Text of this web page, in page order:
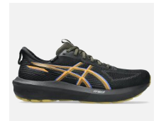
W GLU-TECH HOT LONG TIGHTS
DKK 699